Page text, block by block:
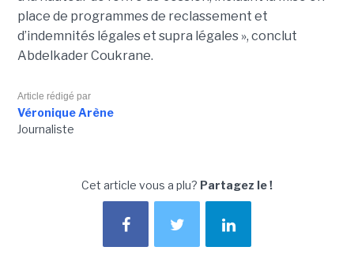
place de programmes de reclassement et
d’indemnités légales et supra légales », conclut
Abdelkader Coukrane.
Article rédigé par
Véronique Arène
Journaliste
Cet article vous a plu? Partagez le !